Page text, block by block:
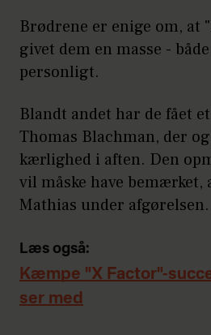
Brødrene er enige om, at
givet dem en masse -
personligt.
Blandt andet har de fået
Thomas Blachman, der
kærlighed i aften. Den
vil måske have bemærket,
Mathias under afgørelsen.
Læs også:
Kæmpe "X Factor"-
ser med